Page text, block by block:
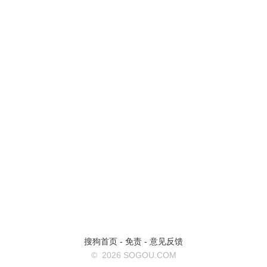
搜狗首页 - 免责 - 意见反馈
© 2026 SOGOU.COM